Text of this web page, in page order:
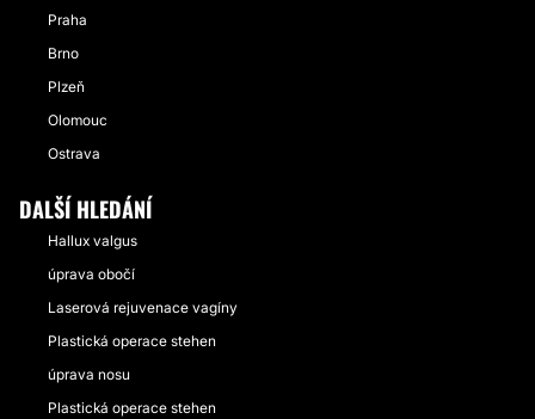
Praha
Brno
Plzeň
Olomouc
Ostrava
DALŠÍ HLEDÁNÍ
Hallux valgus
úprava obočí
Laserová rejuvenace vagíny
Plastická operace stehen
úprava nosu
Plastická operace stehen